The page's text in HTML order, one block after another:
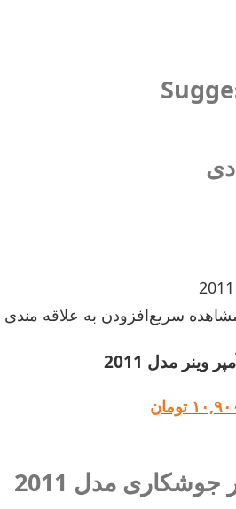
سریعافزودن به علاقه مندی
تومان
مدل 2011